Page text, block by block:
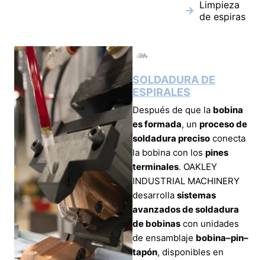
Limpieza
de espiras
SOLDADURA DE
ESPIRALES
Después de que la bobina
es formada, un proceso de
soldadura preciso conecta
la bobina con los pines
terminales. OAKLEY
INDUSTRIAL MACHINERY
desarrolla sistemas
avanzados de soldadura
de bobinas con unidades
de ensamblaje bobina–pin–
tapón, disponibles en